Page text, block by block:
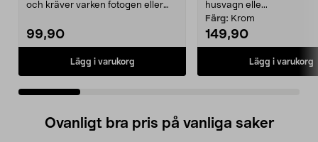
och kräver varken fotogen eller
99,90
Lägg i varukorg
husvagn elle...
Färg: Krom
149,90
Lägg i varukorg
Ovanligt bra pris på vanliga saker